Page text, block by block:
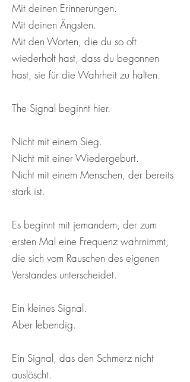
Mit deinen Erinnerungen.
Mit deinen Ängsten.
Mit den Worten, die du so oft
wiederholt hast, dass du begonnen
hast, sie für die Wahrheit zu halten.
The Signal beginnt hier.
Nicht mit einem Sieg.
Nicht mit einer Wiedergeburt.
Nicht mit einem Menschen, der bereits
stark ist.
Es beginnt mit jemandem, der zum
ersten Mal eine Frequenz wahrnimmt,
die sich vom Rauschen des eigenen
Verstandes unterscheidet.
Ein kleines Signal.
Aber lebendig.
Ein Signal, das den Schmerz nicht
auslöscht.